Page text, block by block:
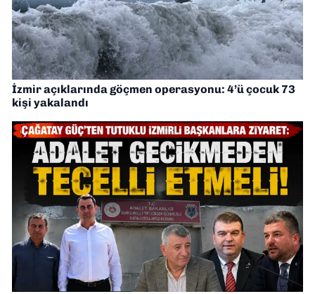
İzmir açıklarında göçmen operasyonu: 4’ü çocuk 73
kişi yakalandı